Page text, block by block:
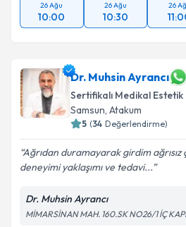
26 Ağu
10:00
26 Ağu
10:30
26
Dr. Muhsin Ayrancı
Sertifikalı Medikal Estetik
Samsun, Atakum
5 (34 Değerlendirme)
Ağrıdan duramayarak girdim ağrısız
deneyimi yaklaşımı ve tedavi...
Dr. Muhsin Ayrancı
MİMARSİNAN MAH. 160.SK NO26/1 İÇ